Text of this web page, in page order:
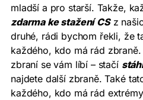
mladší a pro starší. Takže,
zdarma ke stažení CSz
druhé, rádi bychom řekli, že
každého, kdo má rád
zbraní se vám líbí – stačí
najdete další zbraně. Také
každého, kdo má rád